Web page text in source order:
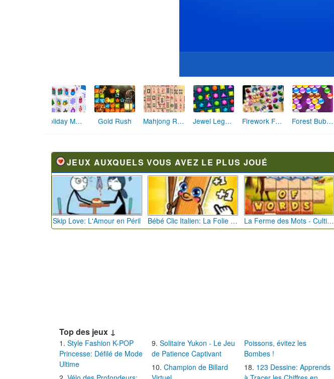
Holiday Mahjong Dimensions Gold Rush Mahjong Relax 2 Jewel Legend Firework Fever 2 : Trail of the Water Dragon Forest Bubble
JEUX AUXQUELS VOUS AVEZ LE PLUS JOUÉ
Skip Love: L'Amour en Péril Bébé Clic Italien: La Folie des Petits Bambins La Ferme des Mots - Cultivez votre Vocabulaire
Top des jeux ↓
Style Fashion K-POP
Princesse: Défilé de Mode
Ultime
Solitaire Yukon - Le Jeu
de Patience Captivant
Champion de Billard
Poissons, évitez les
Bombes !
123 Dessine: Apprends